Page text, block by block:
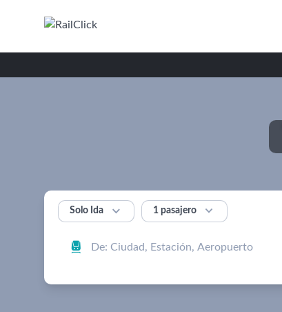
Solo Ida  1 pasajero 
